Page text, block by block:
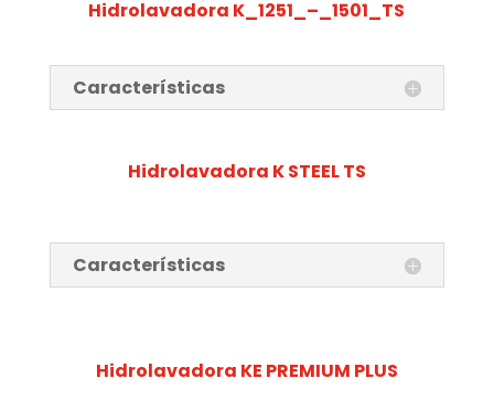
Hidrolavadora K_1251_–_1501_TS
Características
Hidrolavadora K STEEL TS
Características
Hidrolavadora KE PREMIUM PLUS